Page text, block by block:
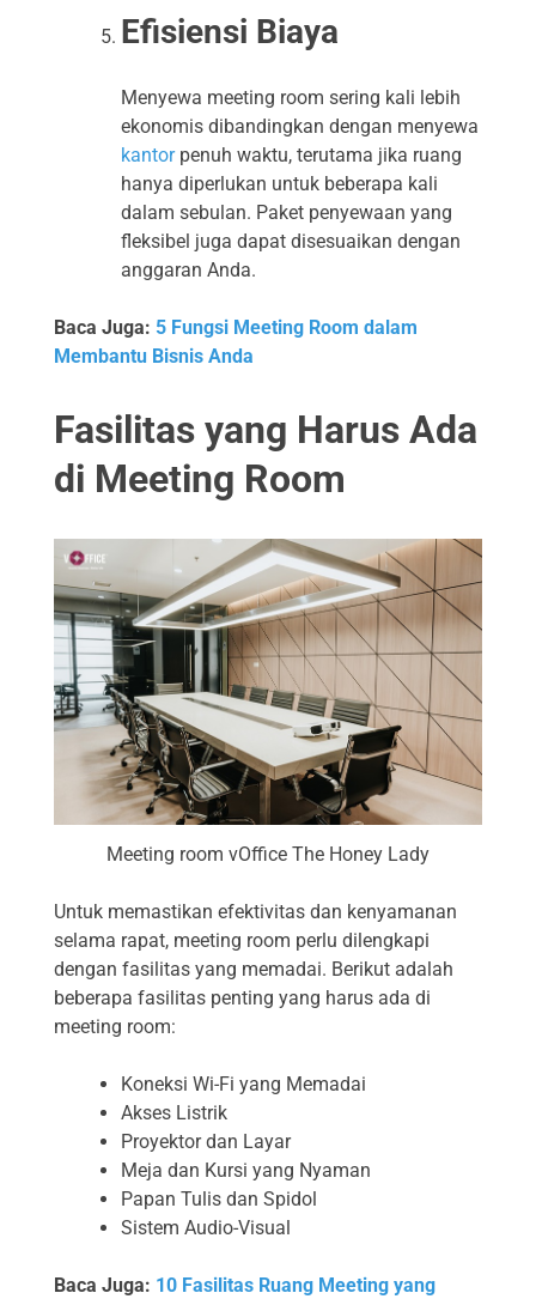
Efisiensi Biaya
Menyewa meeting room sering kali lebih
ekonomis dibandingkan dengan menyewa
kantorpenuh waktu, terutama jika ruang
hanya diperlukan untuk beberapa kali
dalam sebulan. Paket penyewaan yang
fleksibel juga dapat disesuaikan dengan
anggaran Anda.
Baca Juga: 5 Fungsi Meeting Room dalam
Membantu Bisnis Anda
Fasilitas yang Harus Ada
di Meeting Room
Meeting room vOffice The Honey Lady
Untuk memastikan efektivitas dan kenyamanan
selama rapat, meeting room perlu dilengkapi
dengan fasilitas yang memadai. Berikut adalah
beberapa fasilitas penting yang harus ada di
meeting room:
Koneksi Wi-Fi yang Memadai
Akses Listrik
Proyektor dan Layar
Meja dan Kursi yang Nyaman
Papan Tulis dan Spidol
Sistem Audio-Visual
Baca Juga: 10 Fasilitas Ruang Meeting yang